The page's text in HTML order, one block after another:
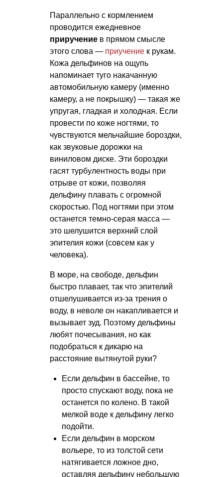
Параллельно с кормлением
проводится ежедневное
приручение в прямом смысле
этого слова — приучение к рукам.
Кожа дельфинов на ощупь
напоминает туго накачанную
автомобильную камеру (именно
камеру, а не покрышку) — такая же
упругая, гладкая и холодная. Если
провести по коже ногтями, то
чувствуются мельчайшие бороздки,
как звуковые дорожки на
виниловом диске. Эти бороздки
гасят турбулентность воды при
отрыве от кожи, позволяя
дельфину плавать с огромной
скоростью. Под ногтями при этом
останется темно-серая масса —
это шелушится верхний слой
эпителия кожи (совсем как у
человека).
В море, на свободе, дельфин
быстро плавает, так что эпителий
отшелушивается из-за трения о
воду, в неволе он накапливается и
вызывает зуд. Поэтому дельфины
любят почесывания, но как
подобраться к дикарю на
расстояние вытянутой руки?
Если дельфин в бассейне, то
просто спускают воду, пока не
останется по колено. В такой
мелкой воде к дельфину легко
подойти.
Если дельфин в морском
вольере, то из толстой сети
натягивается ложное дно,
оставляя дельфину небольшую